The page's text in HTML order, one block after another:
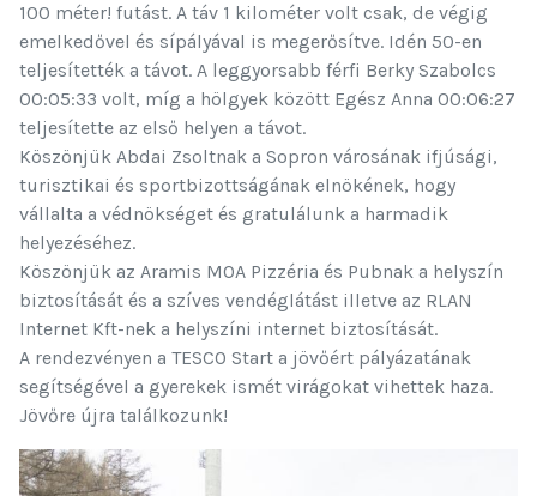
100 méter! futást. A táv 1 kilométer volt csak, de végig
emelkedővel és sípályával is megerősítve. Idén 50-en
teljesítették a távot. A leggyorsabb férfi Berky Szabolcs
00:05:33 volt, míg a hölgyek között Egész Anna 00:06:27
teljesítette az első helyen a távot.
Köszönjük Abdai Zsoltnak a Sopron városának ifjúsági,
turisztikai és sportbizottságának elnökének, hogy
vállalta a védnökséget és gratulálunk a harmadik
helyezéséhez.
Köszönjük az Aramis MOA Pizzéria és Pubnak a helyszín
biztosítását és a szíves vendéglátást illetve az RLAN
Internet Kft-nek a helyszíni internet biztosítását.
A rendezvényen a TESCO Start a jövőért pályázatának
segítségével a gyerekek ismét virágokat vihettek haza.
Jövőre újra találkozunk!